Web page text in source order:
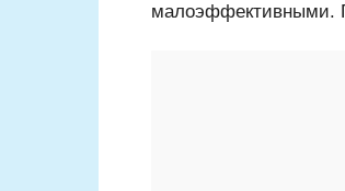
малоэффективными.